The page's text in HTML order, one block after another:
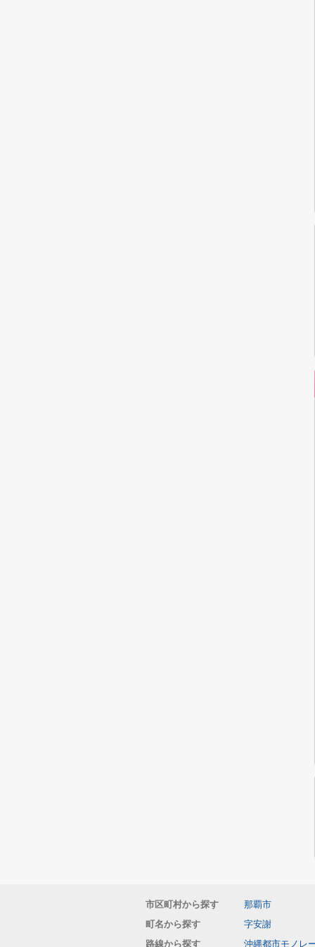
市区町村から探す
那覇市
町名から探す
字安謝
路線から探す
沖縄都市モノレ